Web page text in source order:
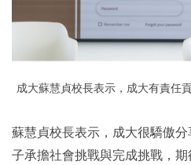
成大蘇慧貞校長表示， 成大有責任
蘇慧貞校長表示，成大很驕傲
子承擔社會挑戰與完成挑戰，